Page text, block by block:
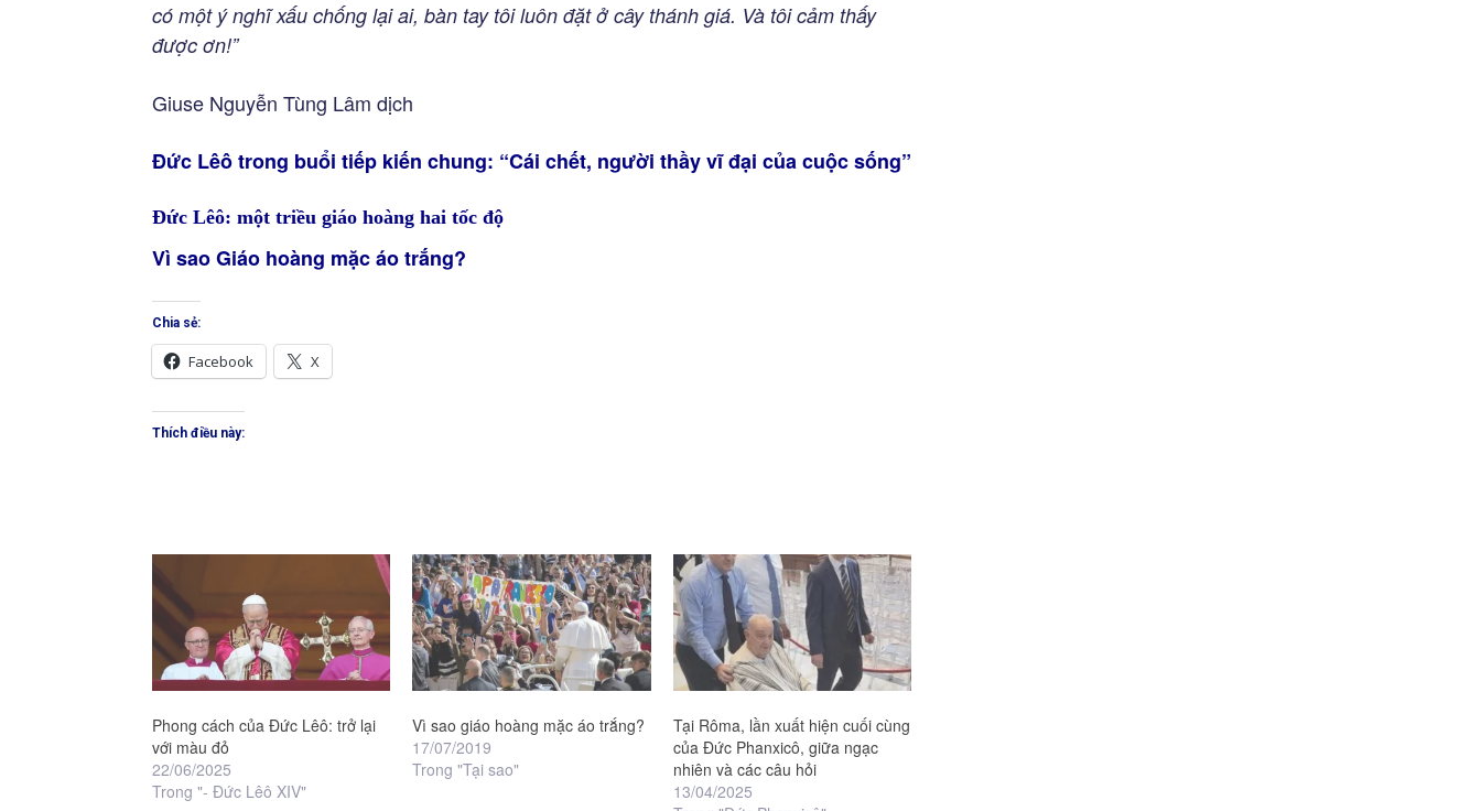
có một ý nghĩ xấu chống lại ai, bàn tay tôi luôn đặt ở cây thánh giá. Và tôi cảm thấy
được ơn!”
Giuse Nguyễn Tùng Lâm dịch
Đức Lêô trong buổi tiếp kiến chung: “Cái chết, người thầy vĩ đại của cuộc sống”
Đức Lêô: một triều giáo hoàng hai tốc độ
Vì sao Giáo hoàng mặc áo trắng?
Chia sẻ:
Facebook X
Thích điều này:
Phong cách của Đức Lêô: trở lại
với màu đỏ
22/06/2025
Trong "- Đức Lêô XIV"
Vì sao giáo hoàng mặc áo trắng?
17/07/2019
Trong "Tại sao"
Tại Rôma, lần xuất hiện cuối cùng
của Đức Phanxicô, giữa ngạc
nhiên và các câu hỏi
13/04/2025